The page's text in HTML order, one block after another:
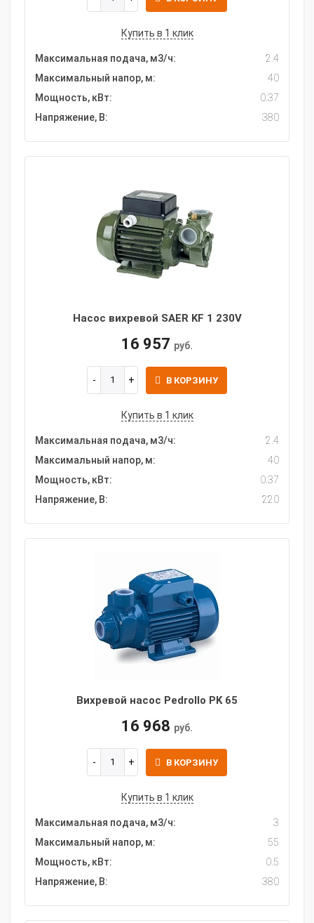
Купить в 1 клик
Максимальная подача, м3/ч:
2.4
Максимальный напор, м:
40
Мощность, кВт:
0.37
Напряжение, В:
380
Насос вихревой SAER KF 1 230V
16 957 руб.
В КОРЗИНУ
Купить в 1 клик
Максимальная подача, м3/ч:
2.4
Максимальный напор, м:
40
Мощность, кВт:
0.37
Напряжение, В:
220
Вихревой насос Pedrollo PK 65
16 968 руб.
В КОРЗИНУ
Купить в 1 клик
Максимальная подача, м3/ч:
3
Максимальный напор, м:
55
Мощность, кВт:
0.5
Напряжение, В:
380